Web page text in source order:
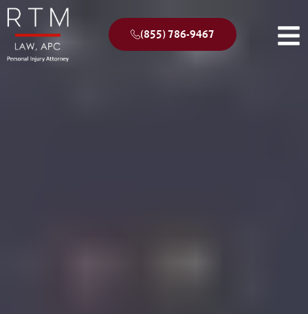
(855) 786-9467